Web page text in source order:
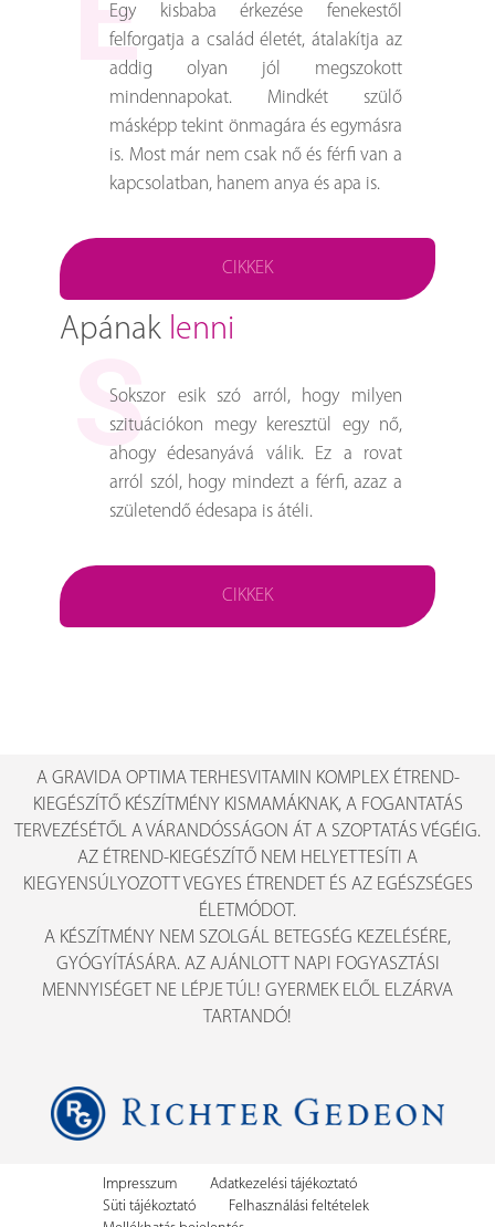
Egy kisbaba érkezése fenekestől
felforgatja a család életét, átalakítja az
addig olyan jól megszokott
mindennapokat. Mindkét szülő
másképp tekint önmagára és egymásra
is. Most már nem csak nő és férfi van a
kapcsolatban, hanem anya és apa is.
CIKKEK
Apának lenni
Sokszor esik szó arról, hogy milyen
szituációkon megy keresztül egy nő,
ahogy édesanyává válik. Ez a rovat
arról szól, hogy mindezt a férfi, azaz a
születendő édesapa is átéli.
CIKKEK
A GRAVIDA OPTIMA TERHESVITAMIN KOMPLEX ÉTREND-
KIEGÉSZÍTŐ KÉSZÍTMÉNY KISMAMÁKNAK, A FOGANTATÁS
TERVEZÉSÉTŐL A VÁRANDÓSSÁGON ÁT A SZOPTATÁS VÉGÉIG.
AZ ÉTREND-KIEGÉSZÍTŐ NEM HELYETTESÍTI A
KIEGYENSÚLYOZOTT VEGYES ÉTRENDET ÉS AZ EGÉSZSÉGES
ÉLETMÓDOT.
A KÉSZÍTMÉNY NEM SZOLGÁL BETEGSÉG KEZELÉSÉRE,
GYÓGYÍTÁSÁRA. AZ AJÁNLOTT NAPI FOGYASZTÁSI
MENNYISÉGET NE LÉPJE TÚL! GYERMEK ELŐL ELZÁRVA
TARTANDÓ!
Impresszum
Adatkezelési tájékoztató
Süti tájékoztató
Felhasználási feltételek